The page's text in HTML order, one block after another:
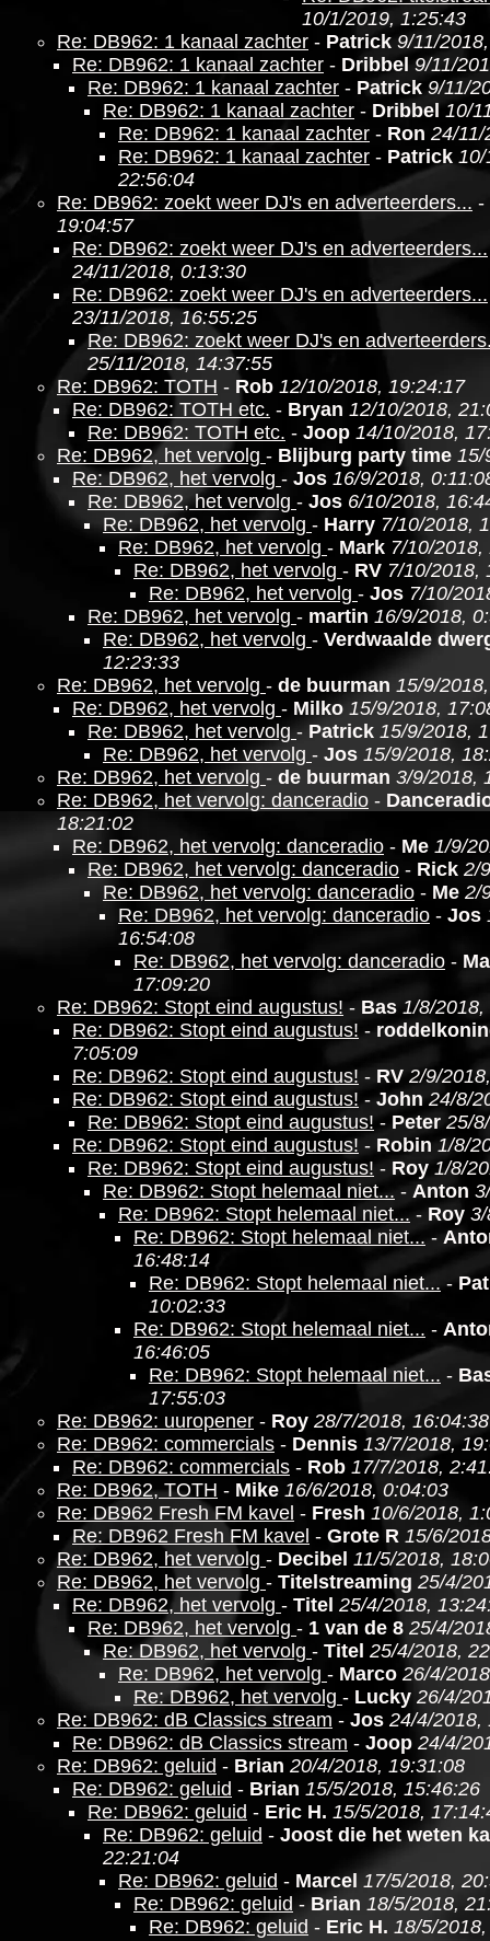
10/1/2019, 1:25:43
Re: DB962: 1 kanaal zachter - Patrick 9/11/
Re: DB962: 1 kanaal zachter - Dribbel 9/11/
Re: DB962: 1 kanaal zachter - Patrick 9/11/
Re: DB962: 1 kanaal zachter - Dribbel 10/
Re: DB962: 1 kanaal zachter - Ron 24/11/
Re: DB962: 1 kanaal zachter - Patrick 10/
22:56:04
Re: DB962: zoekt weer DJ's en adverteerders... -
19:04:57
Re: DB962: zoekt weer DJ's en adverteerders...
24/11/2018, 0:13:30
Re: DB962: zoekt weer DJ's en adverteerders...
23/11/2018, 16:55:25
Re: DB962: zoekt weer DJ's en
25/11/2018, 14:37:55
Re: DB962: TOTH - Rob 12/10/2018, 19:24:17
Re: DB962: TOTH etc. - Bryan 12/10/2018,
Re: DB962: TOTH etc. - Joop 14/10/2018,
Re: DB962, het vervolg - Blijburg party time 15/
Re: DB962, het vervolg - Jos 16/9/2018,
Re: DB962, het vervolg - Jos 6/10/2018,
Re: DB962, het vervolg - Harry 7/10/2018,
Re: DB962, het vervolg - Mark 7/10/2018,
Re: DB962, het vervolg - RV 7/10/2018,
Re: DB962, het vervolg - Jos 7/10/
Re: DB962, het vervolg - martin 16/9/2018,
Re: DB962, het vervolg - Verdwaalde
12:23:33
Re: DB962, het vervolg - de buurman 15/9/
Re: DB962, het vervolg - Milko 15/9/2018,
Re: DB962, het vervolg - Patrick 15/9/2018,
Re: DB962, het vervolg - Jos 15/9/2018,
Re: DB962, het vervolg - de buurman 3/9/2018,
Re: DB962, het vervolg: danceradio -
18:21:02
Re: DB962, het vervolg: danceradio - Me 1/9/
Re: DB962, het vervolg: danceradio - Rick 2/
Re: DB962, het vervolg: danceradio - Me 2/
Re: DB962, het vervolg: danceradio - Jos
16:54:08
Re: DB962, het vervolg: danceradio -
17:09:20
Re: DB962: Stopt eind augustus! - Bas 1/8/2018,
Re: DB962: Stopt eind augustus! -
7:05:09
Re: DB962: Stopt eind augustus! - RV 2/9/
Re: DB962: Stopt eind augustus! - John 24/8/
Re: DB962: Stopt eind augustus! - Peter 25/
Re: DB962: Stopt eind augustus! - Robin 1/8/
Re: DB962: Stopt eind augustus! - Roy 1/8/
Re: DB962: Stopt helemaal niet... - Anton
Re: DB962: Stopt helemaal niet... - Roy
Re: DB962: Stopt helemaal niet... -
16:48:14
Re: DB962: Stopt helemaal niet... -
10:02:33
Re: DB962: Stopt helemaal niet... -
16:46:05
Re: DB962: Stopt helemaal niet... -
17:55:03
Re: DB962: uuropener - Roy 28/7/2018, 16:04:38
Re: DB962: commercials - Dennis 13/7/2018,
Re: DB962: commercials - Rob 17/7/2018,
Re: DB962, TOTH - Mike 16/6/2018, 0:04:03
Re: DB962 Fresh FM kavel - Fresh 10/6/2018,
Re: DB962 Fresh FM kavel - Grote R 15/6/
Re: DB962, het vervolg - Decibel 11/5/2018,
Re: DB962, het vervolg - Titelstreaming 25/4/
Re: DB962, het vervolg - Titel 25/4/2018,
Re: DB962, het vervolg - 1 van de 8 25/4/
Re: DB962, het vervolg - Titel 25/4/2018,
Re: DB962, het vervolg - Marco 26/4/
Re: DB962, het vervolg - Lucky 26/4/
Re: DB962: dB Classics stream - Jos 24/4/2018,
Re: DB962: dB Classics stream - Joop 24/4/
Re: DB962: geluid - Brian 20/4/2018, 19:31:08
Re: DB962: geluid - Brian 15/5/2018, 15:46:26
Re: DB962: geluid - Eric H. 15/5/2018,
Re: DB962: geluid - Joost die het weten
22:21:04
Re: DB962: geluid - Marcel 17/5/2018,
Re: DB962: geluid - Brian 18/5/2018,
Re: DB962: geluid - Eric H. 18/5/